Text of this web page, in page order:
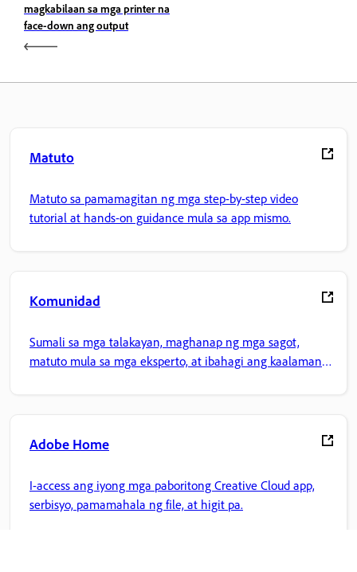
magkabilaan sa mga printer na
face-down ang output
Matuto
Matuto sa pamamagitan ng mga step-by-step video
tutorial at hands-on guidance mula sa app mismo.
Komunidad
Sumali sa mga talakayan, maghanap ng mga sagot,
matuto mula sa mga eksperto, at ibahagi ang kaalaman
Adobe Home
I-access ang iyong mga paboritong Creative Cloud app,
serbisyo, pamamahala ng file, at higit pa.